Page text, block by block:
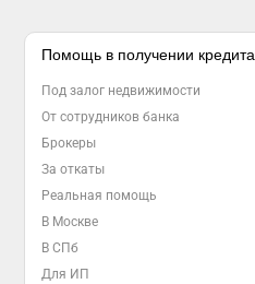
Помощь в получении кредита
Под залог недвижимости
От сотрудников банка
Брокеры
За откаты
Реальная помощь
В Москве
В СПб
Для ИП